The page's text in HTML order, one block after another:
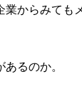
業からみても
るのか。